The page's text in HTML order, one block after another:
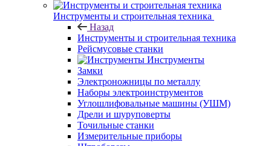
Инструменты и строительная техника
Назад
Инструменты и строительная техника
Рейсмусовые станки
Инструменты
Замки
Электроножницы по металлу
Наборы электроинструментов
Углошлифовальные машины (УШМ)
Дрели и шуруповерты
Точильные станки
Измерительные приборы